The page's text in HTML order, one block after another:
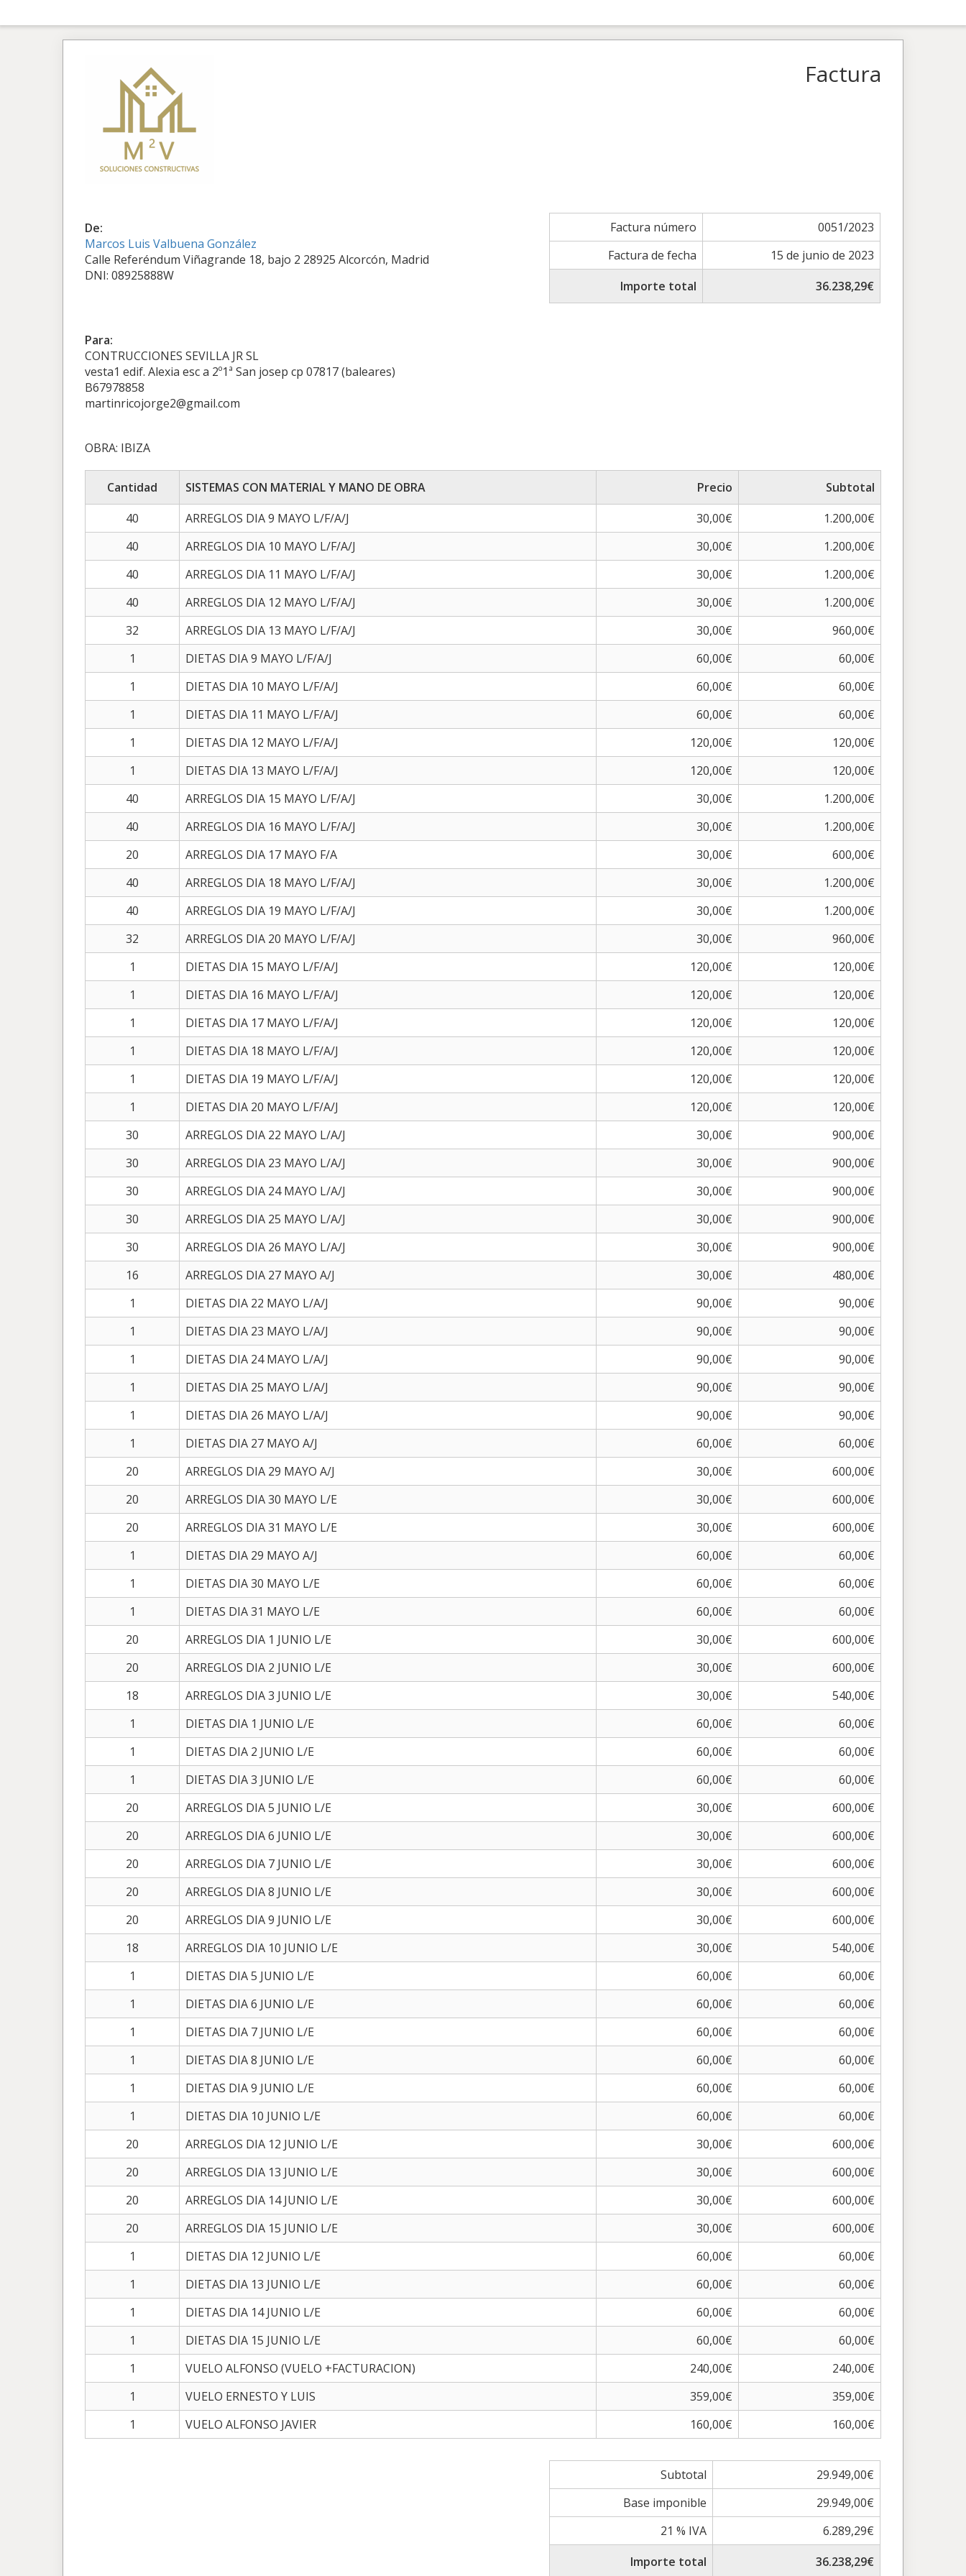
Factura
De:
Marcos Luis Valbuena González
Calle Referéndum Viñagrande 18, bajo 2 28925 Alcorcón, Madrid
DNI: 08925888W
Factura número
0051/2023
Factura de fecha
15 de junio de 2023
Importe total
36.238,29€
Para:
CONTRUCCIONES SEVILLA JR SL
vesta1 edif. Alexia esc a 2º1ª San josep cp 07817 (baleares)
B67978858
martinricojorge2@gmail.com
OBRA: IBIZA
Cantidad SISTEMAS CON MATERIAL Y MANO DE OBRA Precio
Subtotal
40
ARREGLOS DIA 9 MAYO L/F/A/J 30,00€
1.200,00€
40
ARREGLOS DIA 10 MAYO L/F/A/J 30,00€
1.200,00€
40
ARREGLOS DIA 11 MAYO L/F/A/J 30,00€
1.200,00€
40
ARREGLOS DIA 12 MAYO L/F/A/J 30,00€
1.200,00€
32
ARREGLOS DIA 13 MAYO L/F/A/J 30,00€
960,00€
1
DIETAS DIA 9 MAYO L/F/A/J 60,00€
60,00€
1
DIETAS DIA 10 MAYO L/F/A/J 60,00€
60,00€
1
DIETAS DIA 11 MAYO L/F/A/J 60,00€
60,00€
1
DIETAS DIA 12 MAYO L/F/A/J 120,00€
120,00€
1
DIETAS DIA 13 MAYO L/F/A/J 120,00€
120,00€
40
ARREGLOS DIA 15 MAYO L/F/A/J 30,00€
1.200,00€
40
ARREGLOS DIA 16 MAYO L/F/A/J 30,00€
1.200,00€
20
ARREGLOS DIA 17 MAYO F/A 30,00€
600,00€
40
ARREGLOS DIA 18 MAYO L/F/A/J 30,00€
1.200,00€
40
ARREGLOS DIA 19 MAYO L/F/A/J 30,00€
1.200,00€
32
ARREGLOS DIA 20 MAYO L/F/A/J 30,00€
960,00€
1
DIETAS DIA 15 MAYO L/F/A/J 120,00€
120,00€
1
DIETAS DIA 16 MAYO L/F/A/J 120,00€
120,00€
1
DIETAS DIA 17 MAYO L/F/A/J 120,00€
120,00€
1
DIETAS DIA 18 MAYO L/F/A/J 120,00€
120,00€
1
DIETAS DIA 19 MAYO L/F/A/J 120,00€
120,00€
1
DIETAS DIA 20 MAYO L/F/A/J 120,00€
120,00€
30
ARREGLOS DIA 22 MAYO L/A/J 30,00€
900,00€
30
ARREGLOS DIA 23 MAYO L/A/J 30,00€
900,00€
30
ARREGLOS DIA 24 MAYO L/A/J 30,00€
900,00€
30
ARREGLOS DIA 25 MAYO L/A/J 30,00€
900,00€
30
ARREGLOS DIA 26 MAYO L/A/J 30,00€
900,00€
16
ARREGLOS DIA 27 MAYO A/J 30,00€
480,00€
1
DIETAS DIA 22 MAYO L/A/J 90,00€
90,00€
1
DIETAS DIA 23 MAYO L/A/J 90,00€
90,00€
1
DIETAS DIA 24 MAYO L/A/J 90,00€
90,00€
1
DIETAS DIA 25 MAYO L/A/J 90,00€
90,00€
1
DIETAS DIA 26 MAYO L/A/J 90,00€
90,00€
1
DIETAS DIA 27 MAYO A/J 60,00€
60,00€
20
ARREGLOS DIA 29 MAYO A/J 30,00€
600,00€
20
ARREGLOS DIA 30 MAYO L/E 30,00€
600,00€
20
ARREGLOS DIA 31 MAYO L/E 30,00€
600,00€
1
DIETAS DIA 29 MAYO A/J 60,00€
60,00€
1
DIETAS DIA 30 MAYO L/E 60,00€
60,00€
1
DIETAS DIA 31 MAYO L/E 60,00€
60,00€
20
ARREGLOS DIA 1 JUNIO L/E 30,00€
600,00€
20
ARREGLOS DIA 2 JUNIO L/E 30,00€
600,00€
18
ARREGLOS DIA 3 JUNIO L/E 30,00€
540,00€
1
DIETAS DIA 1 JUNIO L/E 60,00€
60,00€
1
DIETAS DIA 2 JUNIO L/E 60,00€
60,00€
1
DIETAS DIA 3 JUNIO L/E 60,00€
60,00€
20
ARREGLOS DIA 5 JUNIO L/E 30,00€
600,00€
20
ARREGLOS DIA 6 JUNIO L/E 30,00€
600,00€
20
ARREGLOS DIA 7 JUNIO L/E 30,00€
600,00€
20
ARREGLOS DIA 8 JUNIO L/E 30,00€
600,00€
20
ARREGLOS DIA 9 JUNIO L/E 30,00€
600,00€
18
ARREGLOS DIA 10 JUNIO L/E 30,00€
540,00€
1
DIETAS DIA 5 JUNIO L/E 60,00€
60,00€
1
DIETAS DIA 6 JUNIO L/E 60,00€
60,00€
1
DIETAS DIA 7 JUNIO L/E 60,00€
60,00€
1
DIETAS DIA 8 JUNIO L/E 60,00€
60,00€
1
DIETAS DIA 9 JUNIO L/E 60,00€
60,00€
1
DIETAS DIA 10 JUNIO L/E 60,00€
60,00€
20
ARREGLOS DIA 12 JUNIO L/E 30,00€
600,00€
20
ARREGLOS DIA 13 JUNIO L/E 30,00€
600,00€
20
ARREGLOS DIA 14 JUNIO L/E 30,00€
600,00€
20
ARREGLOS DIA 15 JUNIO L/E 30,00€
600,00€
1
DIETAS DIA 12 JUNIO L/E 60,00€
60,00€
1
DIETAS DIA 13 JUNIO L/E 60,00€
60,00€
1
DIETAS DIA 14 JUNIO L/E 60,00€
60,00€
1
DIETAS DIA 15 JUNIO L/E 60,00€
60,00€
1
VUELO ALFONSO (VUELO +FACTURACION) 240,00€
240,00€
1
VUELO ERNESTO Y LUIS 359,00€
359,00€
1
VUELO ALFONSO JAVIER 160,00€ 160,00€
Subtotal
29.949,00€
Base imponible
29.949,00€
21 % IVA
6.289,29€
Importe total
36.238,29€